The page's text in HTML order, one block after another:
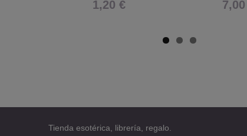
1,20 €
Tienda esotérica, librería, regalo.